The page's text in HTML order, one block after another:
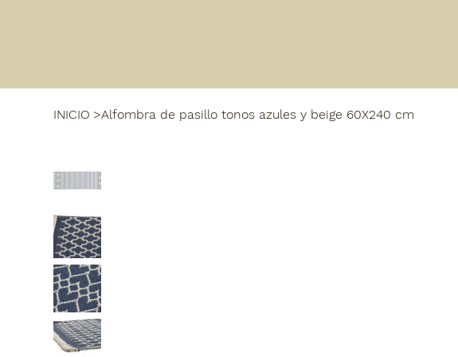
INICIO >Alfombra de pasillo tonos azules y beige 60X240 cm